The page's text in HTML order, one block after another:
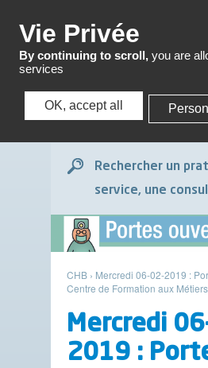
Menu
Rechercher un
service, une
CHB › Mercredi 06-02-2019 :
Centre de Formation aux
Mercredi
2019 :
Vie Privée
By continuing to scroll, you are
services
OK, accept all